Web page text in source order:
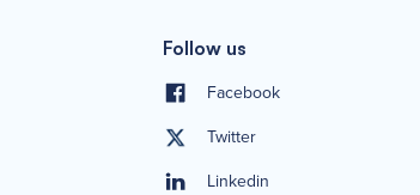
Follow us
Facebook
Twitter
Linkedin